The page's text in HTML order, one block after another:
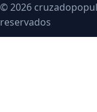
© 2026
reservados